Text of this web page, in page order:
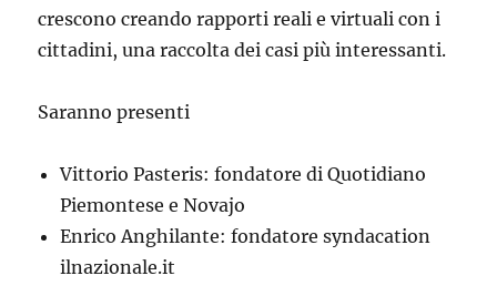
crescono creando rapporti reali e virtuali con i
cittadini, una raccolta dei casi più interessanti.
Saranno presenti
Vittorio Pasteris: fondatore di Quotidiano
Piemontese e Novajo
Enrico Anghilante: fondatore syndacation
ilnazionale.it